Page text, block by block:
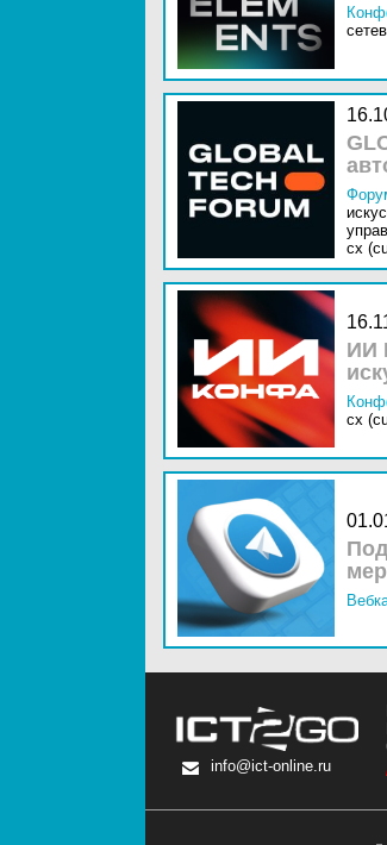
cx
ИИ
cx
info@ict-online.ru